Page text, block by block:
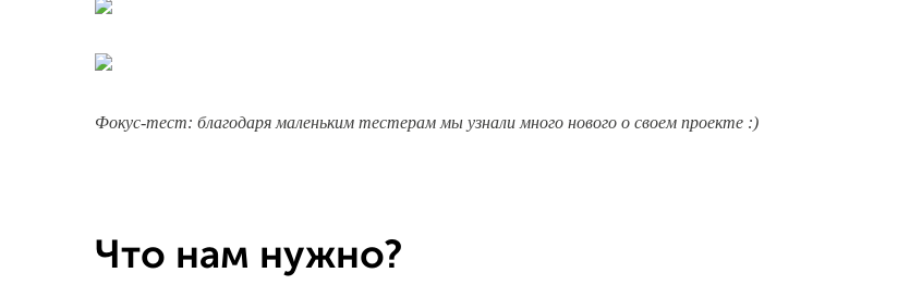
Фокус-тест: благодаря маленьким тестерам мы узнали много нового о своем проекте :)
Что нам нужно?